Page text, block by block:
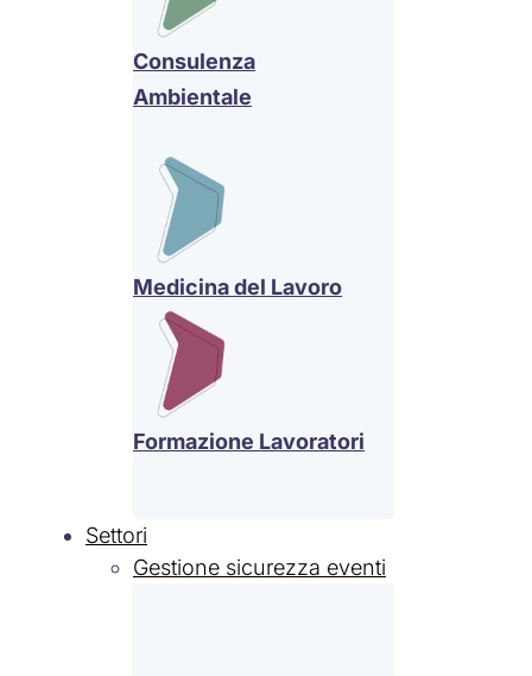
Consulenza
Ambientale
Medicina del Lavoro
Formazione Lavoratori
Settori
Gestione sicurezza eventi